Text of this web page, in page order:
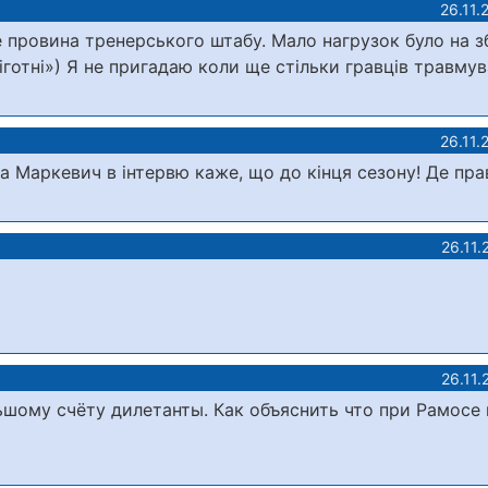
тренерського штабу. Мало нагрузок було на
Я не пригадаю коли ще стільки гравців
Маркевич в інтервю каже, що до кінця сезону! Де
счёту дилетанты. Как объяснить что при Рамосе